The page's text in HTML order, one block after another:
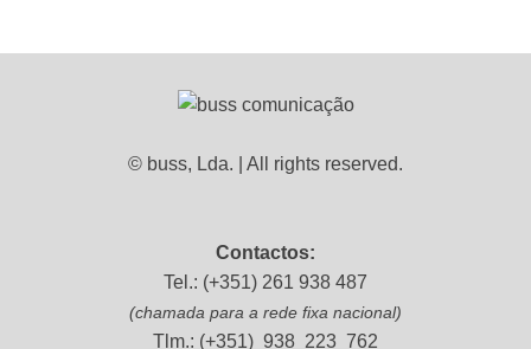
© buss, Lda. | All rights reserved.
Contactos:
Tel.: (+351) 261 938 487
(chamada para a rede fixa nacional)
Tlm.: (+351) 938 223 762